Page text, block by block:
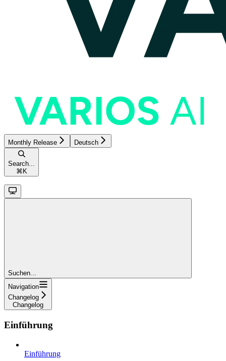
Monthly Release Deutsch
Search...
⌘ K
Suchen...
Navigation
Changelog
Changelog
Einführung
Einführung